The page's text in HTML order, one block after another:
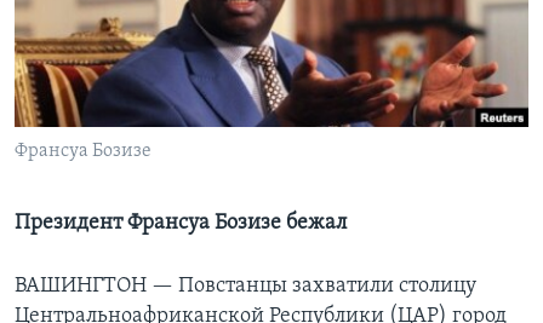
Learning English
СОЦИАЛЬНЫЕ СЕТИ
Языки
Франсуа Бозизе
Президент Франсуа Бозизе бежал
ВАШИНГТОН — Повстанцы захватили столицу
Центральноафриканской Республики (ЦАР) город